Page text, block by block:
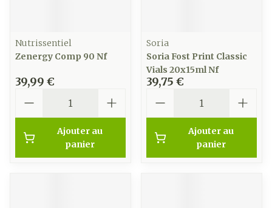
Nutrissentiel
Zenergy Comp 90 Nf
39,99 €
Ajouter au
panier
Soria
Soria Fost Print Classic
Vials 20x15ml Nf
39,75 €
Ajouter au
panier